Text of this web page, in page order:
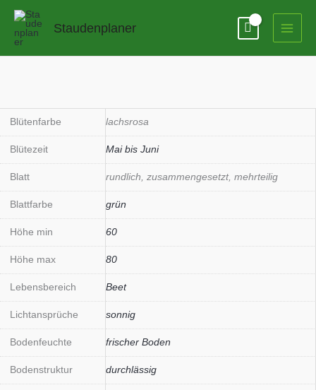
Zum
springen
Staudenplaner
Blütenfarbe lachsrosa
Blütezeit Mai bis Juni
Blatt rundlich, zusammengesetzt, mehrteilig
Blattfarbe grün
Höhe min 60
Höhe max 80
Lebensbereich Beet
Lichtansprüche sonnig
Bodenfeuchte frischer Boden
Bodenstruktur durchlässig